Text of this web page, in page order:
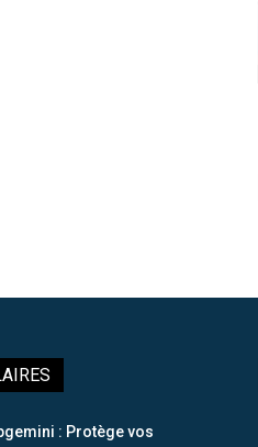
: Protège vos